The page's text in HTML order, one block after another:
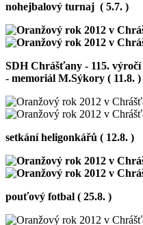
nohejbalový turnaj ( 5.7. )
SDH Chrášťany - 115. výročí
- memoriál M.Sýkory ( 11.8. )
setkání heligonkářů ( 12.8. )
pouťový fotbal ( 25.8. )